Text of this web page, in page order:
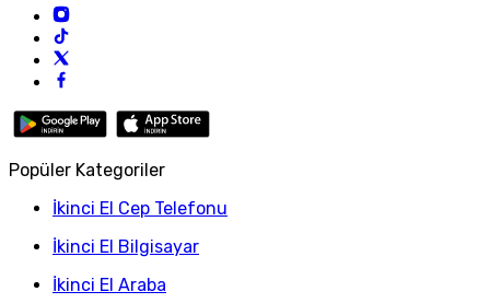
Popüler Kategoriler
İkinci El Cep Telefonu
İkinci El Bilgisayar
İkinci El Araba